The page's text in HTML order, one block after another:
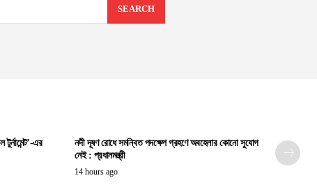
SEARCH
এর
নদী দূষণ রোধে সমন্বিত পদক্ষেপ গ্রহণে অবহেলার কোনো সুযোগ
নেই : প্রধানমন্ত্রী
14 hours ago